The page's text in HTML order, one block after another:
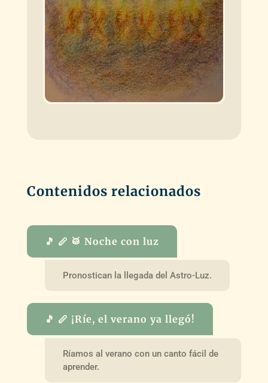
Contenidos relacionados
🎵 🪈 🥁 Noche con luz
Pronostican la llegada del Astro-Luz.
🎵 🪈 ¡Ríe, el verano ya llegó!
Ríamos al verano con un canto fácil de
aprender.